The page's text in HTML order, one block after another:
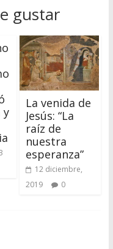
gustar
y
La venida de
Jesús: “La
raíz de
nuestra
esperanza”
12 diciembre,
2019
0